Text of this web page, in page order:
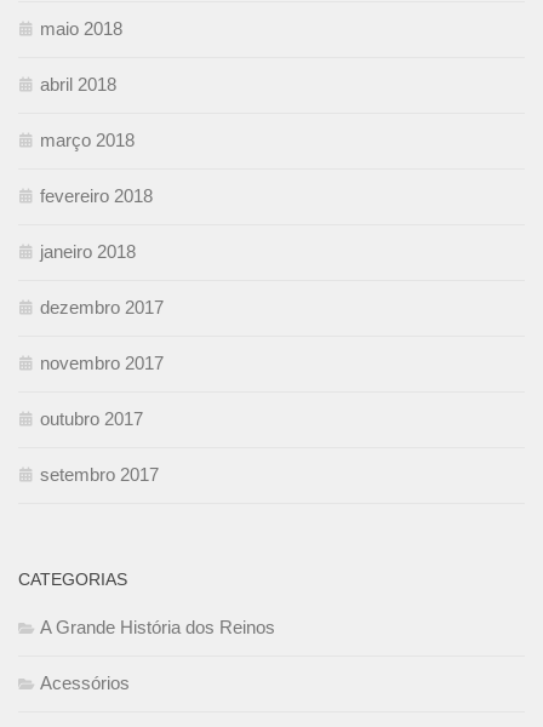
maio 2018
abril 2018
março 2018
fevereiro 2018
janeiro 2018
dezembro 2017
novembro 2017
outubro 2017
setembro 2017
CATEGORIAS
A Grande História dos Reinos
Acessórios